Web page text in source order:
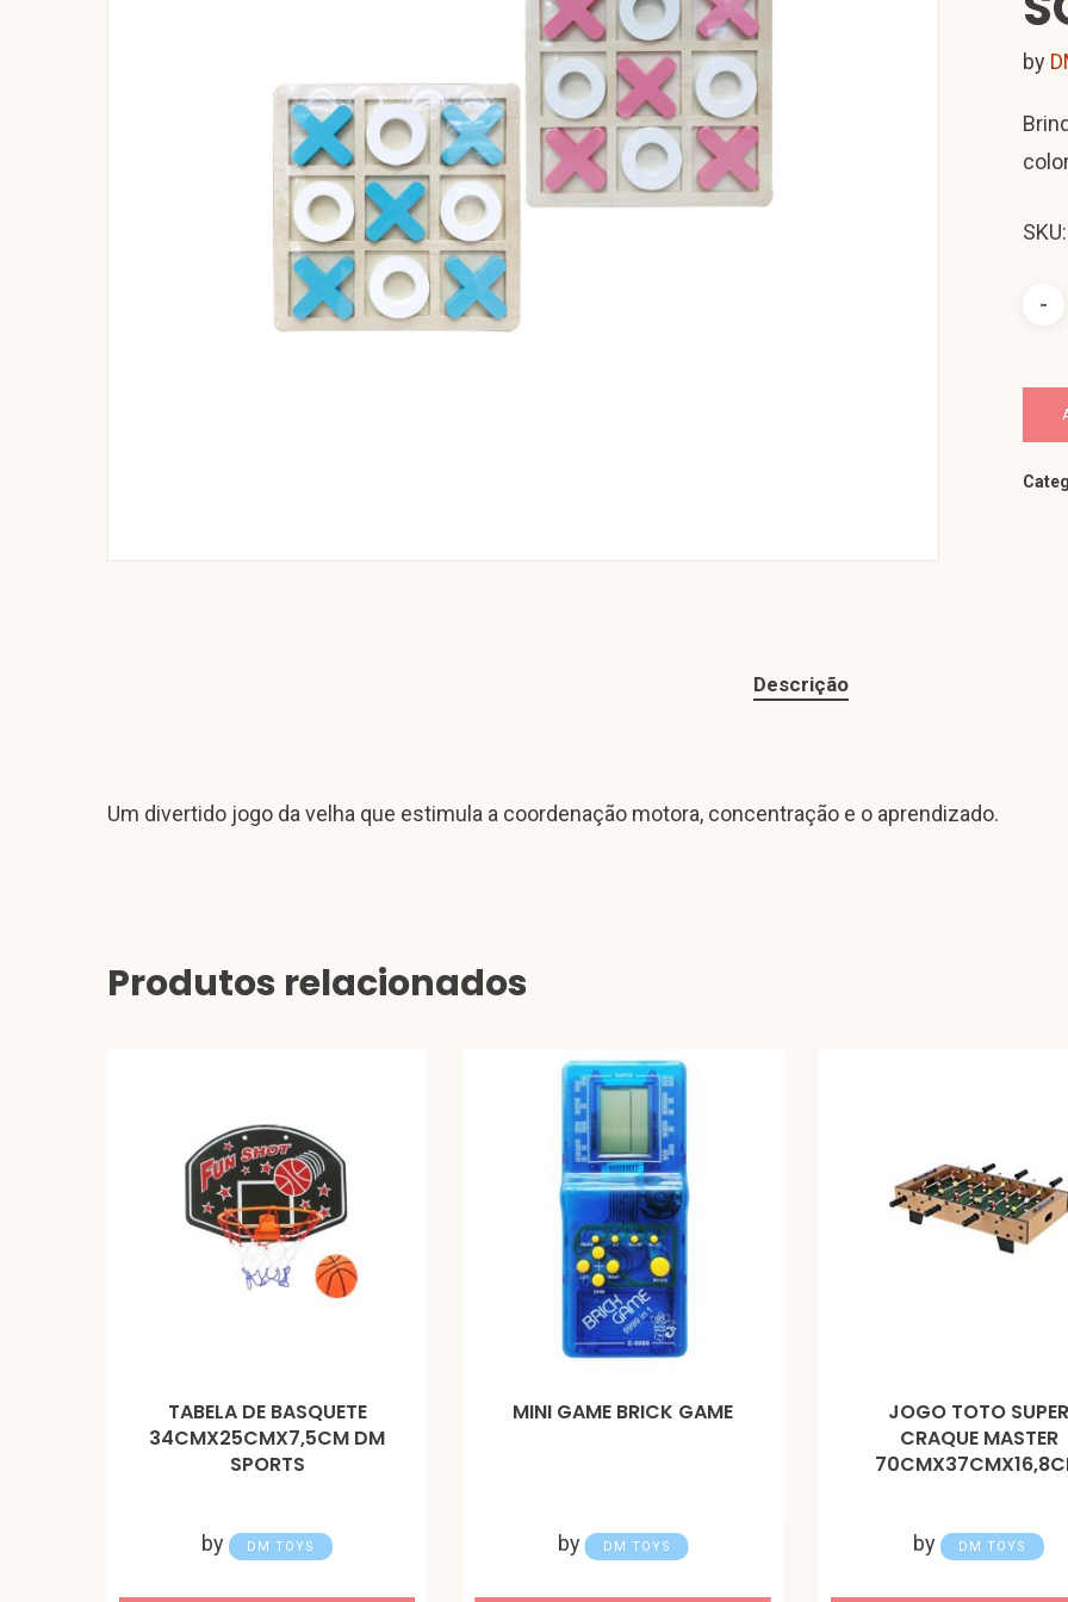
by
Descrição
Um divertido jogo da velha que estimula a coordenação motora, concentração e o aprendizado.
Produtos relacionados
TABELA DE BASQUETE
34CMX25CMX7,5CM DM
SPORTS
by DM TOYS
MINI GAME BRICK GAME
by DM TOYS
JOGO TOTO
CRAQUE MASTER
by DM TOYS